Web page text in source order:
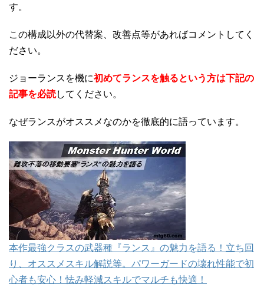
す。
この構成以外の代替案、改善点等があればコメントしてく
ださい。
ジョーランスを機に初めてランスを触るという方は下記の
記事を必読してください。
なぜランスがオススメなのかを徹底的に語っています。
本作最強クラスの武器種『ランス』の魅力を語る！立ち回
り、オススメスキル解説等。パワーガードの壊れ性能で初
心者も安心！怯み軽減スキルでマルチも快適！